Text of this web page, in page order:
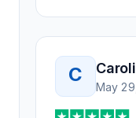
day, but I
understand
weeks, but
support, all of
C
May